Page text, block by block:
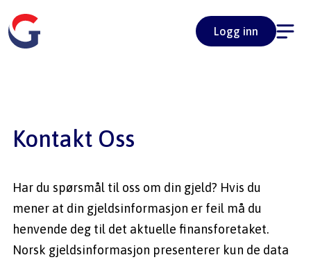
Logg inn
Kontakt Oss
Har du spørsmål til oss om din gjeld? Hvis du
mener at din gjeldsinformasjon er feil må du
henvende deg til det aktuelle finansforetaket.
Norsk gjeldsinformasjon presenterer kun de data